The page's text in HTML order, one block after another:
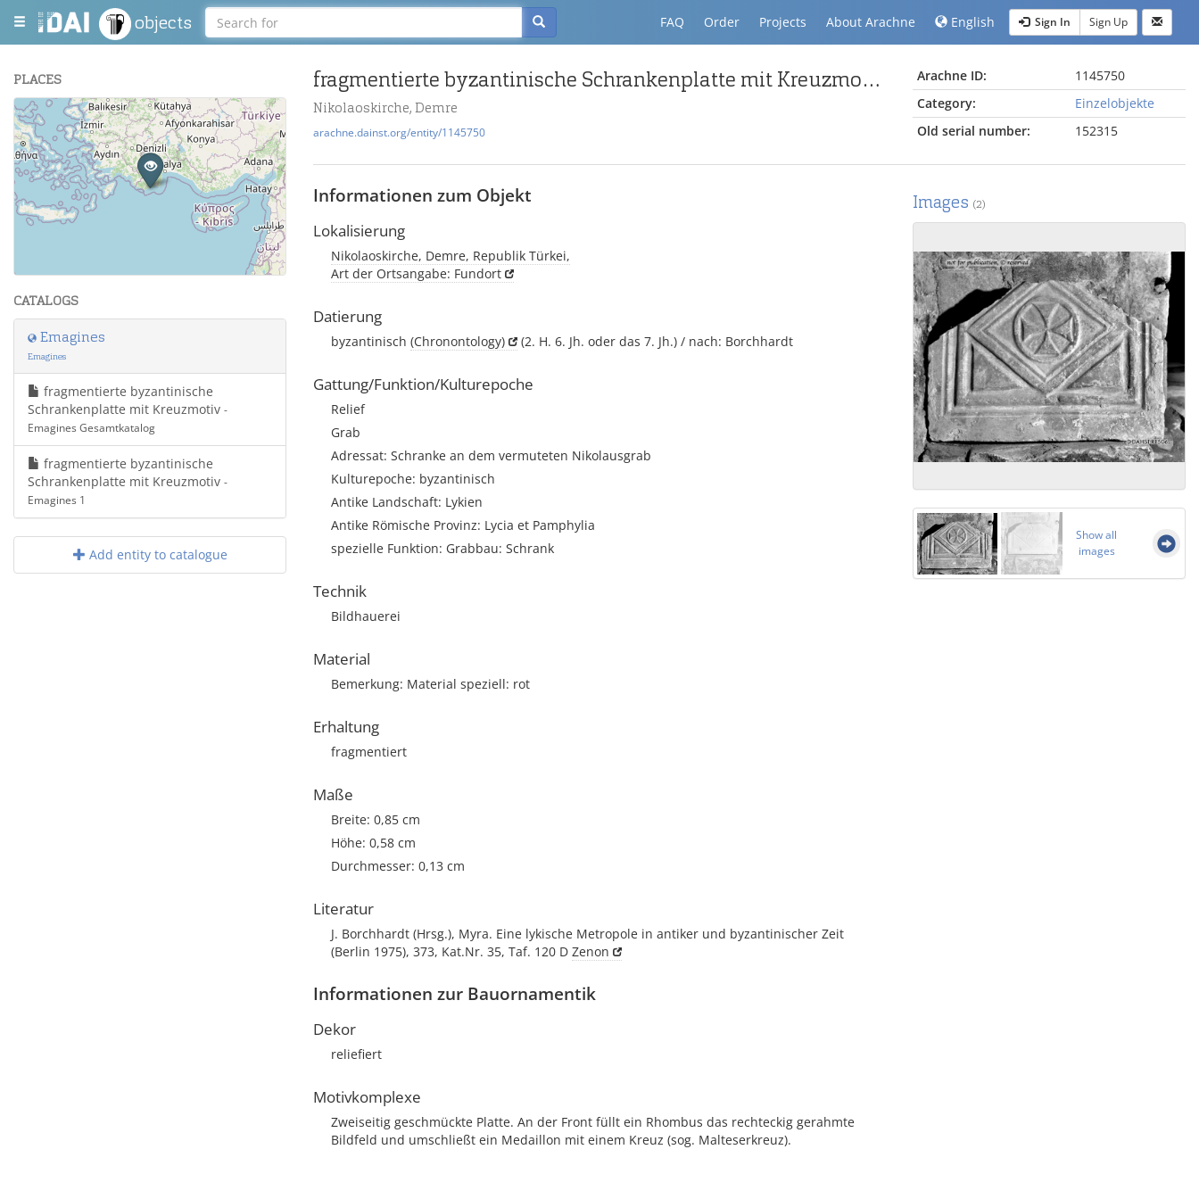
objects FAQ Order Projects About Arachne English Sign In Sign Up
PLACES
+
−
OpenStreetMap.
CATALOGS
Emagines
Emagines
fragmentierte byzantinische
Schrankenplatte mit Kreuzmotiv -
Emagines Gesamtkatalog
fragmentierte byzantinische
Schrankenplatte mit Kreuzmotiv -
Emagines 1
Add entity to catalogue
fragmentierte byzantinische Schrankenplatte mit Kreuzmotiv
Nikolaoskirche, Demre
arachne.dainst.org/entity/1145750
Arachne ID:
1145750
Category:
Einzelobjekte
Old serial number:
152315
Informationen zum Objekt
Lokalisierung
Nikolaoskirche, Demre, Republik Türkei,
Art der Ortsangabe: Fundort
Datierung
byzantinisch (Chronontology) (2. H. 6. Jh. oder das 7. Jh.) / nach: Borchhardt
Gattung/Funktion/Kulturepoche
Relief
Grab
Adressat: Schranke an dem vermuteten Nikolausgrab
Kulturepoche: byzantinisch
Antike Landschaft: Lykien
Antike Römische Provinz: Lycia et Pamphylia
spezielle Funktion: Grabbau: Schrank
Technik
Bildhauerei
Material
Bemerkung: Material speziell: rot
Erhaltung
fragmentiert
Maße
Breite: 0,85 cm
Höhe: 0,58 cm
Durchmesser: 0,13 cm
Literatur
J. Borchhardt (Hrsg.), Myra. Eine lykische Metropole in antiker und byzantinischer Zeit
(Berlin 1975), 373, Kat.Nr. 35, Taf. 120 D Zenon
Informationen zur Bauornamentik
Dekor
reliefiert
Motivkomplexe
Zweiseitig geschmückte Platte. An der Front füllt ein Rhombus das rechteckig gerahmte
Bildfeld und umschließt ein Medaillon mit einem Kreuz (sog. Malteserkreuz).
Images (2)
Show all
images